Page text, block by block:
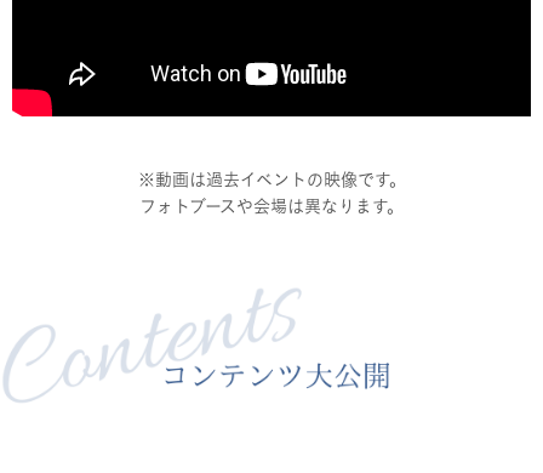
※動画は過去イベントの映像です。
フォトブースや会場は異なります。